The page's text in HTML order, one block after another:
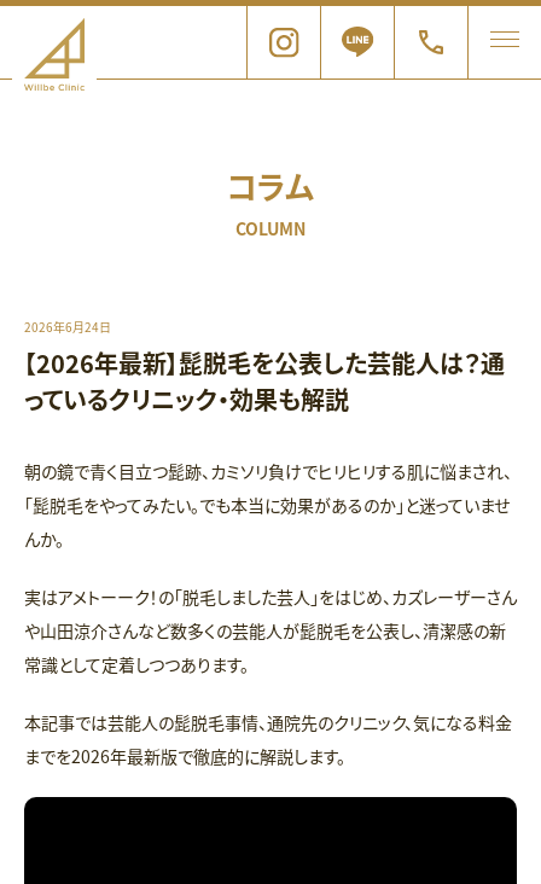
コラム
COLUMN
2026年6月24日
【2026年最新】髭脱毛を公表した芸能人は？通
っているクリニック・効果も解説
朝の鏡で青く目立つ髭跡、カミソリ負けでヒリヒリする肌に悩まされ、
「髭脱毛をやってみたい。でも本当に効果があるのか」と迷っていませ
んか。
実はアメトーーク！の「脱毛しました芸人」をはじめ、カズレーザーさん
や山田涼介さんなど数多くの芸能人が髭脱毛を公表し、清潔感の新
常識として定着しつつあります。
本記事では芸能人の髭脱毛事情、通院先のクリニック、気になる料金
までを2026年最新版で徹底的に解説します。